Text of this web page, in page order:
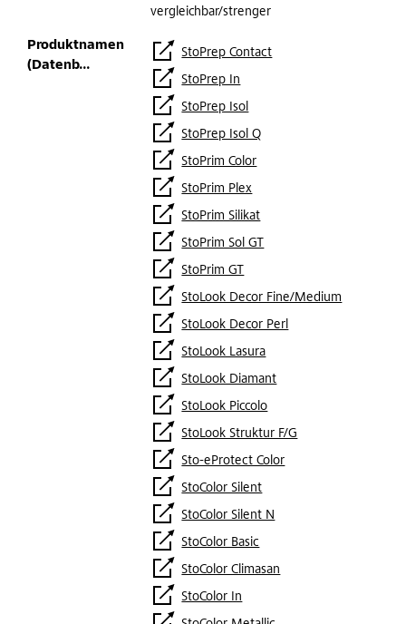
vergleichbar/strenger
StoPrep Contact
StoPrep In
StoPrep Isol
StoPrep Isol Q
StoPrim Color
StoPrim Plex
StoPrim Silikat
StoPrim Sol GT
StoPrim GT
StoLook Decor Fine/Medium
StoLook Decor Perl
StoLook Lasura
StoLook Diamant
StoLook Piccolo
StoLook Struktur F/G
Sto-eProtect Color
StoColor Silent
StoColor Silent N
StoColor Basic
StoColor Climasan
StoColor In